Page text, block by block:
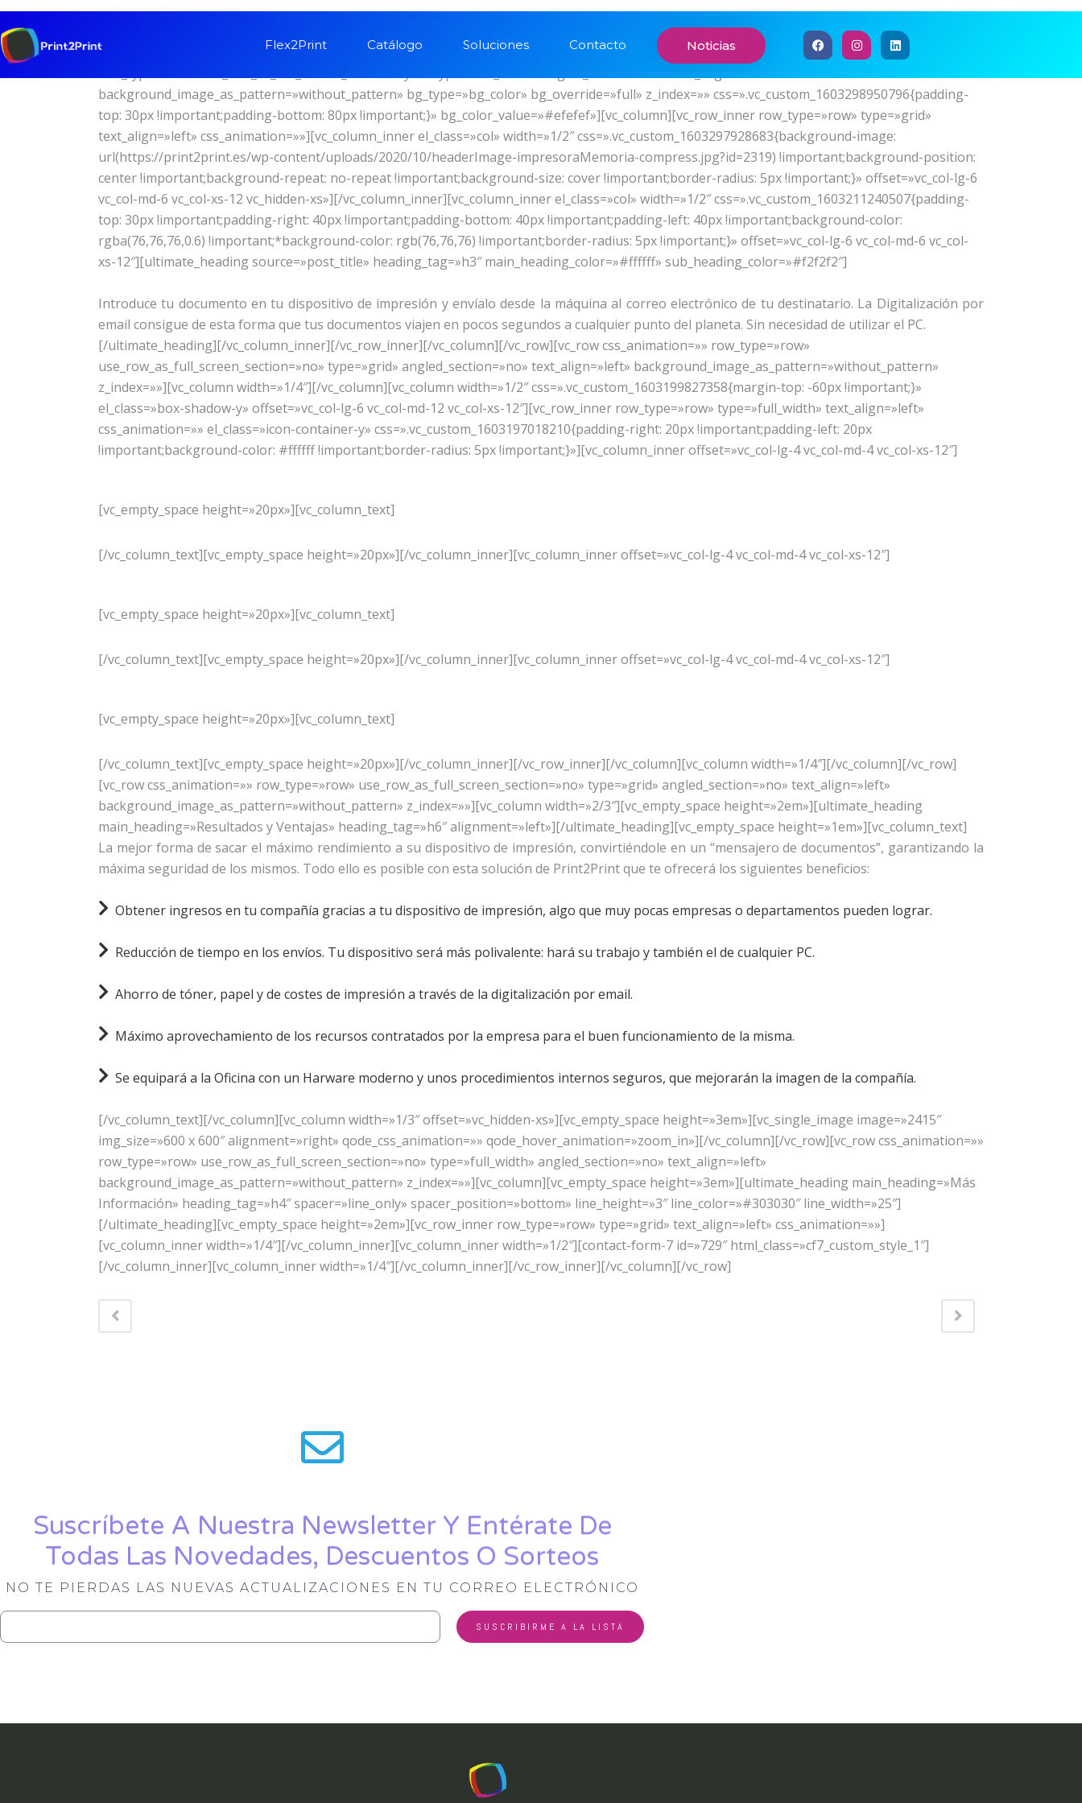
Flex2Print Catálogo Soluciones Contacto Noticias
[vc_row css_animation=»» row_type=»row» use_row_as_full_screen_section=»no» type=»full_width» angled_section=»no» text_align=»left»
background_image_as_pattern=»without_pattern»][vc_column][vc_empty_space height=»80px»][/vc_column][/vc_row][vc_row css_animation=»»
background_image_as_pattern=»without_pattern» bg_type=»bg_color» bg_override=»full» z_index=»» css=».vc_custom_1603298950796{padding-
top: 30px !important;padding-bottom: 80px !important;}» bg_color_value=»#efefef»][vc_column][vc_row_inner row_type=»row» type=»grid»
text_align=»left» css_animation=»»][vc_column_inner el_class=»col» width=»1/2″ css=».vc_custom_1603297928683{background-image:
url(https://print2print.es/wp-content/uploads/2020/10/headerImage-impresoraMemoria-compress.jpg?id=2319) !important;background-position:
center !important;background-repeat: no-repeat !important;background-size: cover !important;border-radius: 5px !important;}» offset=»vc_col-lg-6
vc_col-md-6 vc_col-xs-12 vc_hidden-xs»][/vc_column_inner][vc_column_inner el_class=»col» width=»1/2″ css=».vc_custom_1603211240507{padding-
top: 30px !important;padding-right: 40px !important;padding-bottom: 40px !important;padding-left: 40px !important;background-color:
rgba(76,76,76,0.6) !important;*background-color: rgb(76,76,76) !important;border-radius: 5px !important;}» offset=»vc_col-lg-6 vc_col-md-6 vc_col-
xs-12″][ultimate_heading source=»post_title» heading_tag=»h3″ main_heading_color=»#ffffff» sub_heading_color=»#f2f2f2″]
Introduce tu documento en tu dispositivo de impresión y envíalo desde la máquina al correo electrónico de tu destinatario. La Digitalización por
email consigue de esta forma que tus documentos viajen en pocos segundos a cualquier punto del planeta. Sin necesidad de utilizar el PC.
[/ultimate_heading][/vc_column_inner][/vc_row_inner][/vc_column][/vc_row][vc_row css_animation=»» row_type=»row»
use_row_as_full_screen_section=»no» type=»grid» angled_section=»no» text_align=»left» background_image_as_pattern=»without_pattern»
z_index=»»][vc_column width=»1/4″][/vc_column][vc_column width=»1/2″ css=».vc_custom_1603199827358{margin-top: -60px !important;}»
el_class=»box-shadow-y» offset=»vc_col-lg-6 vc_col-md-12 vc_col-xs-12″][vc_row_inner row_type=»row» type=»full_width» text_align=»left»
css_animation=»» el_class=»icon-container-y» css=».vc_custom_1603197018210{padding-right: 20px !important;padding-left: 20px
!important;background-color: #ffffff !important;border-radius: 5px !important;}»][vc_column_inner offset=»vc_col-lg-4 vc_col-md-4 vc_col-xs-12″]
[vc_empty_space height=»20px»][vc_column_text]
[/vc_column_text][vc_empty_space height=»20px»][/vc_column_inner][vc_column_inner offset=»vc_col-lg-4 vc_col-md-4 vc_col-xs-12″]
[vc_empty_space height=»20px»][vc_column_text]
[/vc_column_text][vc_empty_space height=»20px»][/vc_column_inner][vc_column_inner offset=»vc_col-lg-4 vc_col-md-4 vc_col-xs-12″]
[vc_empty_space height=»20px»][vc_column_text]
[/vc_column_text][vc_empty_space height=»20px»][/vc_column_inner][/vc_row_inner][/vc_column][vc_column width=»1/4″][/vc_column][/vc_row]
[vc_row css_animation=»» row_type=»row» use_row_as_full_screen_section=»no» type=»grid» angled_section=»no» text_align=»left»
background_image_as_pattern=»without_pattern» z_index=»»][vc_column width=»2/3″][vc_empty_space height=»2em»][ultimate_heading
main_heading=»Resultados y Ventajas» heading_tag=»h6″ alignment=»left»][/ultimate_heading][vc_empty_space height=»1em»][vc_column_text]
La mejor forma de sacar el máximo rendimiento a su dispositivo de impresión, convirtiéndole en un “mensajero de documentos”, garantizando la
máxima seguridad de los mismos. Todo ello es posible con esta solución de Print2Print que te ofrecerá los siguientes beneficios:
Obtener ingresos en tu compañía gracias a tu dispositivo de impresión, algo que muy pocas empresas o departamentos pueden lograr.
Reducción de tiempo en los envíos. Tu dispositivo será más polivalente: hará su trabajo y también el de cualquier PC.
Ahorro de tóner, papel y de costes de impresión a través de la digitalización por email.
Máximo aprovechamiento de los recursos contratados por la empresa para el buen funcionamiento de la misma.
Se equipará a la Oficina con un Harware moderno y unos procedimientos internos seguros, que mejorarán la imagen de la compañía.
[/vc_column_text][/vc_column][vc_column width=»1/3″ offset=»vc_hidden-xs»][vc_empty_space height=»3em»][vc_single_image image=»2415″
img_size=»600 x 600″ alignment=»right» qode_css_animation=»» qode_hover_animation=»zoom_in»][/vc_column][/vc_row][vc_row css_animation=»»
row_type=»row» use_row_as_full_screen_section=»no» type=»full_width» angled_section=»no» text_align=»left»
background_image_as_pattern=»without_pattern» z_index=»»][vc_column][vc_empty_space height=»3em»][ultimate_heading main_heading=»Más
Información» heading_tag=»h4″ spacer=»line_only» spacer_position=»bottom» line_height=»3″ line_color=»#303030″ line_width=»25″]
[/ultimate_heading][vc_empty_space height=»2em»][vc_row_inner row_type=»row» type=»grid» text_align=»left» css_animation=»»]
[vc_column_inner width=»1/4″][/vc_column_inner][vc_column_inner width=»1/2″][contact-form-7 id=»729″ html_class=»cf7_custom_style_1″]
[/vc_column_inner][vc_column_inner width=»1/4″][/vc_column_inner][/vc_row_inner][/vc_column][/vc_row]
Suscríbete A Nuestra Newsletter Y Entérate De
Todas Las Novedades, Descuentos O Sorteos
NO TE PIERDAS LAS NUEVAS ACTUALIZACIONES EN TU CORREO ELECTRÓNICO